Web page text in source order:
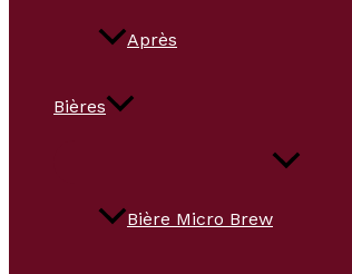
Après
Bières
Bière Micro Brew